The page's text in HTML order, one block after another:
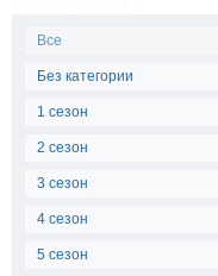
Все
Без категории
1 сезон
2 сезон
3 сезон
4 сезон
5 сезон